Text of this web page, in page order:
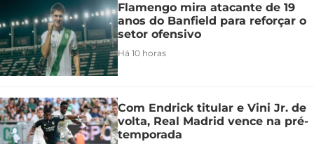
Flamengo mira atacante de 19
anos do Banfield para reforçar o
setor ofensivo
Há 10 horas
Com Endrick titular e Vini Jr. de
volta, Real Madrid vence na pré-
temporada